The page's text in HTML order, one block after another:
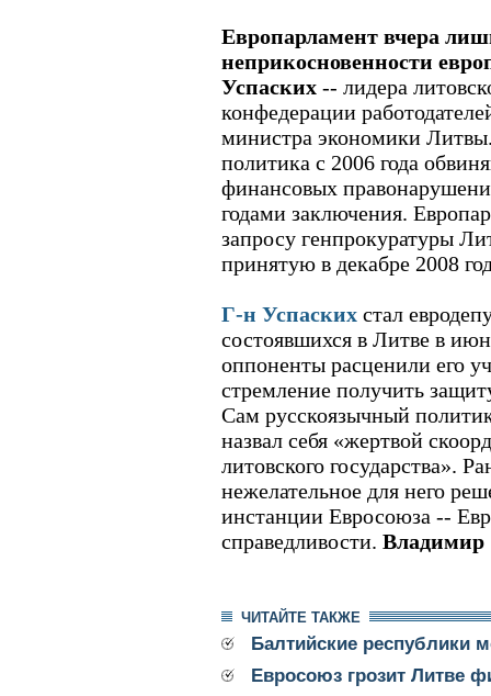
Европарламент вчера
неприкосновенности
Успаских -- лидера
конфедерации
министра экономики
политика с 2006 года
финансовых
годами заключения.
запросу генпрокуратуры
принятую в декабре 2008
Г-н Успаских стал
состоявшихся в Литве в
оппоненты расценили его
стремление получить
Сам русскоязычный
назвал себя «жертвой
литовского государства».
нежелательное для него
инстанции Евросоюза --
справедливости.
ЧИТАЙТЕ ТАКЖЕ
Балтийские республики
Евросоюз грозит Литве